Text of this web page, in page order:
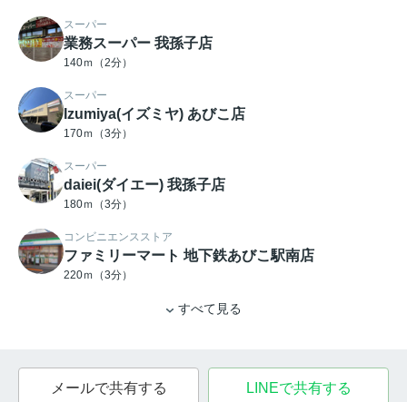
スーパー
業務スーパー 我孫子店
140ｍ（2分）
スーパー
Izumiya(イズミヤ) あびこ店
170ｍ（3分）
スーパー
daiei(ダイエー) 我孫子店
180ｍ（3分）
コンビニエンスストア
ファミリーマート 地下鉄あびこ駅南店
220ｍ（3分）
すべて見る
メールで共有する LINEで共有する